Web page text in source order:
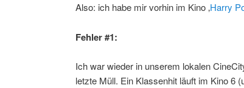
Also: ich habe mir vorhin im Kino ‚Harry
Fehler #1:
Ich war wieder in unserem lokalen
letzte Müll. Ein Klassenhit läuft im Kino 6